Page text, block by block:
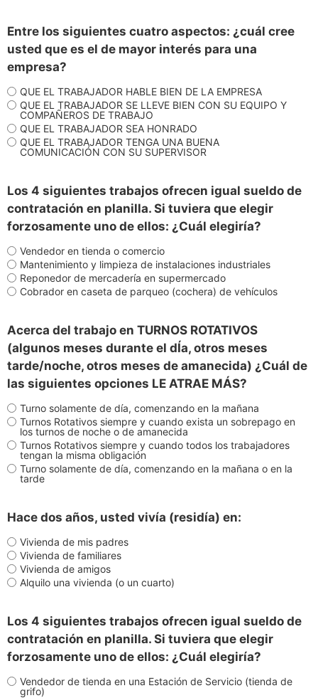
Entre los siguientes cuatro aspectos: ¿cuál cree
usted que es el de mayor interés para una
empresa?
QUE EL TRABAJADOR HABLE BIEN DE LA EMPRESA
QUE EL TRABAJADOR SE LLEVE BIEN CON SU EQUIPO Y
COMPAÑEROS DE TRABAJO
QUE EL TRABAJADOR SEA HONRADO
QUE EL TRABAJADOR TENGA UNA BUENA
COMUNICACIÓN CON SU SUPERVISOR
Los 4 siguientes trabajos ofrecen igual sueldo de
contratación en planilla. Si tuviera que elegir
forzosamente uno de ellos: ¿Cuál elegiría?
Vendedor en tienda o comercio
Mantenimiento y limpieza de instalaciones industriales
Reponedor de mercadería en supermercado
Cobrador en caseta de parqueo (cochera) de vehículos
Acerca del trabajo en TURNOS ROTATIVOS
(algunos meses durante el dÍa, otros meses
tarde/noche, otros meses de amanecida) ¿Cuál de
las siguientes opciones LE ATRAE MÁS?
Turno solamente de día, comenzando en la mañana
Turnos Rotativos siempre y cuando exista un sobrepago en
los turnos de noche o de amanecida
Turnos Rotativos siempre y cuando todos los trabajadores
tengan la misma obligación
Turno solamente de día, comenzando en la mañana o en la
tarde
Hace dos años, usted vivía (residía) en:
Vivienda de mis padres
Vivienda de familiares
Vivienda de amigos
Alquilo una vivienda (o un cuarto)
Los 4 siguientes trabajos ofrecen igual sueldo de
contratación en planilla. Si tuviera que elegir
forzosamente uno de ellos: ¿Cuál elegiría?
Vendedor de tienda en una Estación de Servicio (tienda de
grifo)